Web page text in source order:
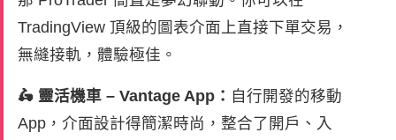
TradingView 頂級的圖表介面上直接下單交易，
無縫接軌，體驗極佳。
🛵 靈活機車 – Vantage App： 自行開發的移動
App，介面設計得簡潔時尚，整合了開戶、入